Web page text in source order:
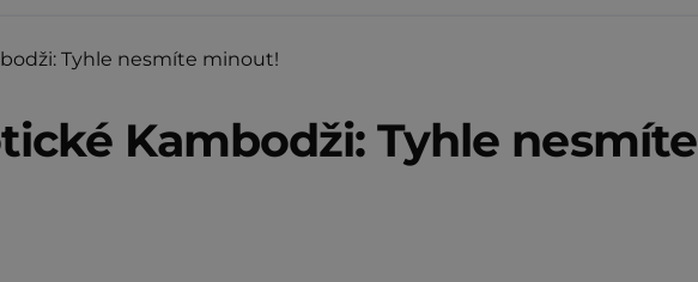
Tyhle nesmíte minout!
Kambodži: Tyhle nesmíte